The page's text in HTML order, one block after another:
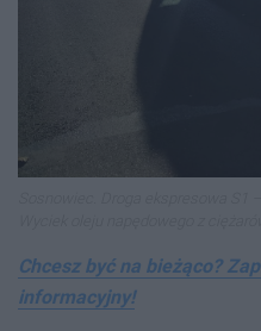
Chcesz być na bieżąco?
informacyjny!